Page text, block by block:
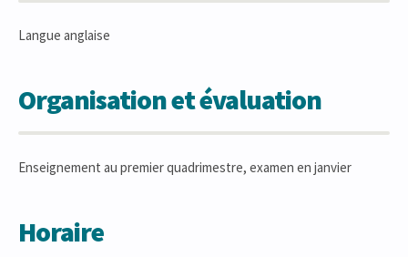
Langue anglaise
Organisation et évaluation
Enseignement au premier quadrimestre, examen en janvier
Horaire